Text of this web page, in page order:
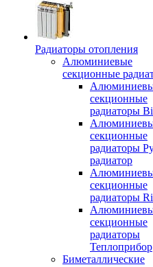
Радиаторы отопления
Алюминиевые
секционные
секционные
радиаторы
секционные
радиаторы
радиатор
секционные
радиаторы
секционные
радиаторы
Теплоприбор
Биметаллические